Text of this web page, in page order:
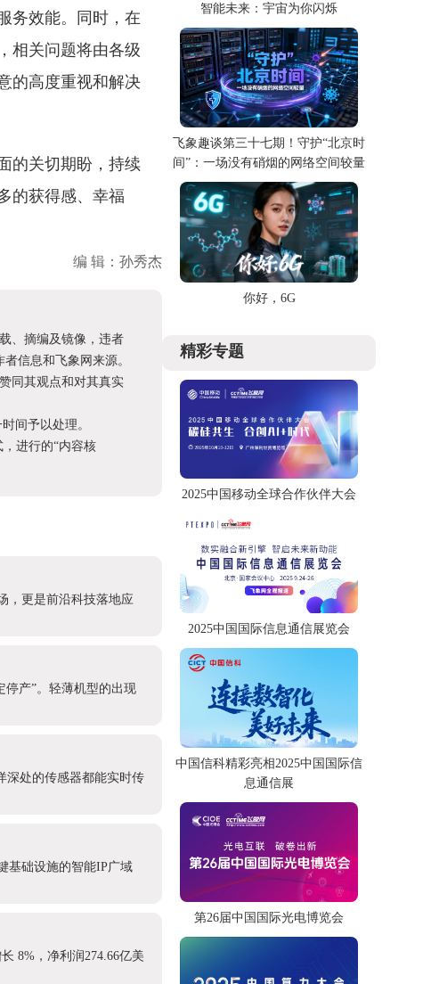
务效能。同时，在
相关问题将由各级
的高度重视和解决
的关切期盼，持续
的获得感、幸福
编 辑：孙秀杰
、摘编及镜像，违者
信息和飞象网来源。
同其观点和对其真实
间予以处理。
，进行的“内容核
，更是前沿科技落地应
停产”。轻薄机型的出现
深处的传感器都能实时传
基础设施的智能IP广域
8%，净利润274.66亿美
智能未来：宇宙为你闪烁
飞象趣谈第三十七期！守护“北京时
间”：一场没有硝烟的网络空间较量
你好，6G
精彩专题
2025中国移动全球合作伙伴大会
2025中国国际信息通信展览会
中国信科精彩亮相2025中国国际信
息通信展
第26届中国国际光电博览会